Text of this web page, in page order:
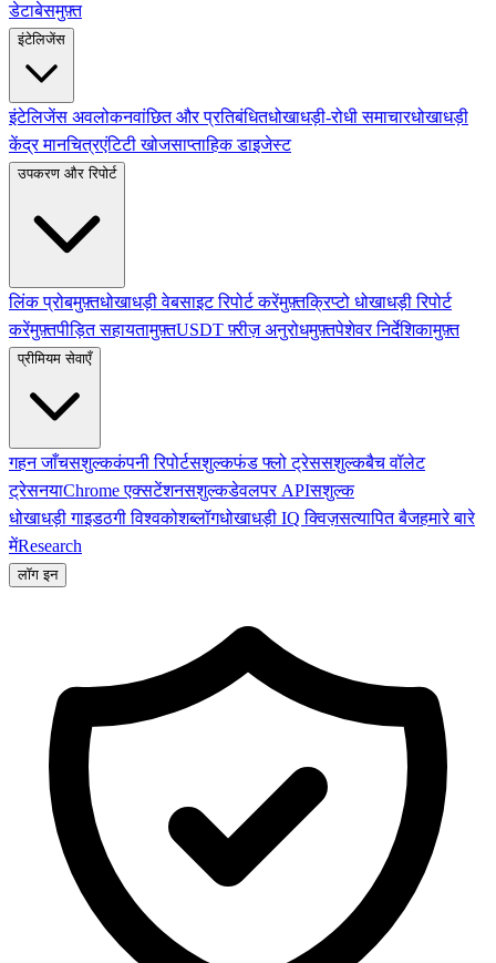
डेटाबेसमुफ़्त
इंटेलिजेंस
इंटेलिजेंस अवलोकनवांछित और प्रतिबंधितधोखाधड़ी-रोधी समाचारधोखाधड़ी
केंद्र मानचित्रएंटिटी खोजसाप्ताहिक डाइजेस्ट
उपकरण और रिपोर्ट
लिंक प्रोबमुफ़्तधोखाधड़ी वेबसाइट रिपोर्ट करेंमुफ़्तक्रिप्टो धोखाधड़ी रिपोर्ट
करेंमुफ़्तपीड़ित सहायतामुफ़्तUSDT फ़्रीज़ अनुरोधमुफ़्तपेशेवर निर्देशिकामुफ़्त
प्रीमियम सेवाएँ
गहन जाँचसशुल्ककंपनी रिपोर्टसशुल्कफंड फ्लो ट्रेससशुल्कबैच वॉलेट
ट्रेसनयाChrome एक्सटेंशनसशुल्कडेवलपर APIसशुल्क
धोखाधड़ी गाइडठगी विश्वकोशब्लॉगधोखाधड़ी IQ क्विज़सत्यापित बैजहमारे बारे
मेंResearch
लॉग इन